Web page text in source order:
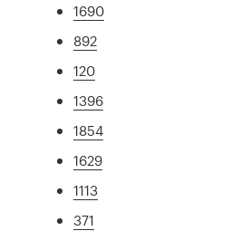
1690
892
120
1396
1854
1629
1113
371